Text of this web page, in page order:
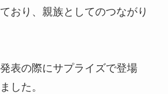
おり、親族としてのつながり
表の際にサプライズで登場
した。